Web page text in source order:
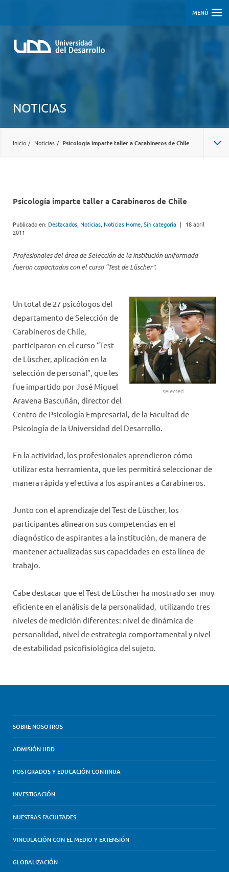
MENÚ
NOTICIAS
Inicio / Noticias / Psicología imparte taller a Carabineros de Chile
Psicología imparte taller a Carabineros de Chile
Publicado en: Destacados Noticias Noticias Home Sin categoría |
18 abril
2011
Profesionales del área de Selección de la institución uniformada
fueron capacitados con el curso “Test de Lüscher”.
selected
Un total de 27 psicólogos del
departamento de Selección de
Carabineros de Chile,
participaron en el curso “Test
de Lüscher, aplicación en la
selección de personal”, que les
fue impartido por José Miguel
Aravena Bascuñán, director del
Centro de Psicología Empresarial, de la Facultad de
Psicología de la Universidad del Desarrollo.
En la actividad, los profesionales aprendieron cómo
utilizar esta herramienta, que les permitirá seleccionar de
manera rápida y efectiva a los aspirantes a Carabineros.
Junto con el aprendizaje del Test de Lüscher, los
participantes alinearon sus competencias en el
diagnóstico de aspirantes a la institución, de manera de
mantener actualizadas sus capacidades en esta línea de
trabajo.
Cabe destacar que el Test de Lüscher ha mostrado ser muy
eficiente en el análisis de la personalidad, utilizando tres
niveles de medición diferentes: nivel de dinámica de
personalidad, nivel de estrategia comportamental y nivel
de estabilidad psicofisiológica del sujeto.
SOBRE NOSOTROS
ADMISIÓN UDD
POSTGRADOS Y EDUCACIÓN CONTINUA
INVESTIGACIÓN
NUESTRAS FACULTADES
VINCULACIÓN CON EL MEDIO Y EXTENSIÓN
GLOBALIZACIÓN